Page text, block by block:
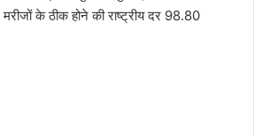
के ठीक होने की राष्ट्रीय दर 98.80